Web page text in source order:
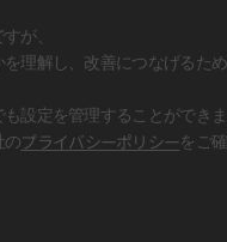
が、
理解し、改善につなげるため
設定を管理することができま
のプライバシーポリシーをご